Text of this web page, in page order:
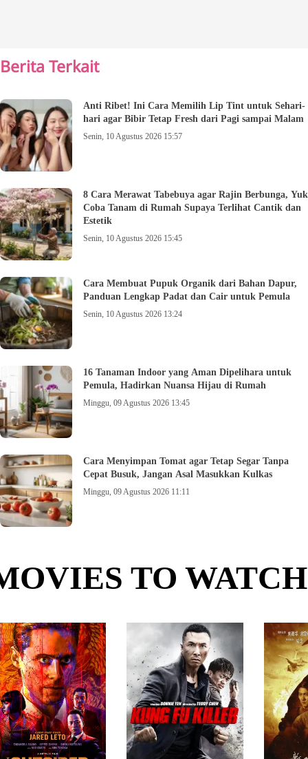
Berita Terkait
Anti Ribet! Ini Cara Memilih Lip Tint untuk Sehari-
hari agar Bibir Tetap Fresh dari Pagi sampai Malam
Senin, 10 Agustus 2026 15:57
8 Cara Merawat Tabebuya agar Rajin Berbunga, Yuk
Coba Tanam di Rumah Supaya Terlihat Cantik dan
Estetik
Senin, 10 Agustus 2026 15:45
Cara Membuat Pupuk Organik dari Bahan Dapur,
Panduan Lengkap Padat dan Cair untuk Pemula
Senin, 10 Agustus 2026 13:24
16 Tanaman Indoor yang Aman Dipelihara untuk
Pemula, Hadirkan Nuansa Hijau di Rumah
Minggu, 09 Agustus 2026 13:45
Cara Menyimpan Tomat agar Tetap Segar Tanpa
Cepat Busuk, Jangan Asal Masukkan Kulkas
Minggu, 09 Agustus 2026 11:11
TO WATCH